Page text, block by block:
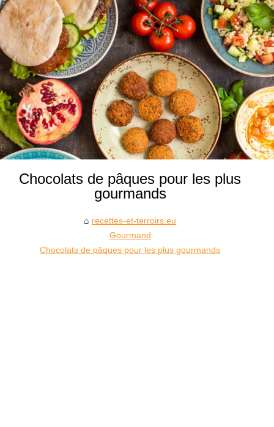
Chocolats de pâques pour les plus
gourmands
recettes-et-terroirs.eu
Gourmand
Chocolats de pâques pour les plus gourmands